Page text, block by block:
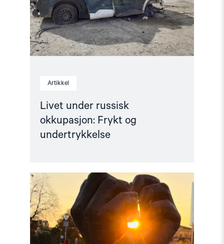
Artikkel
Livet under russisk
okkupasjon: Frykt og
undertrykkelse
undertrykkelse"
Read
article
"Ber
om
norsk
støtte
People